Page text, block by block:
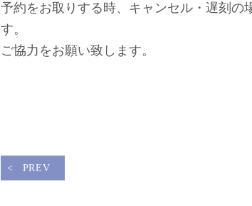
予約をお取りする時、キャンセル・遅刻の
す。
ご協力をお願い致します。
PREV